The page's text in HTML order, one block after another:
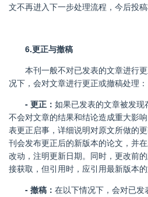
文不再进入下一步处理流程，今后投稿
6.更正与撤稿
本刊一般不对已发表的文章进行
况下，会对文章进行更正或撤稿处理：
- 更正： 如果已发表的文章被发现
不会对文章的结果和结论造成重大影
表更正启事，详细说明对原文所做的
刊会发布更正后的新版本的论文，并
改动，注明更新日期。同时，更改前
接获取，但引用时，应引用最新版本的
- 撤稿： 在以下情况下，会对已